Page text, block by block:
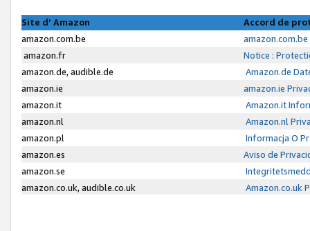
Site d’ Amazon
Accord de
amazon.com.be
amazon.fr
Notice :
amazon.de, audible.de
Amazon.de
amazon.ie
amazon.ie
amazon.it
Amazon.it
amazon.nl
Amazon.nl
amazon.pl
Informacja O
amazon.es
Aviso de
amazon.se
amazon.co.uk, audible.co.uk
Amazon.co.uk